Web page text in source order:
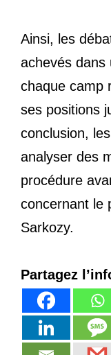
Ainsi, les
achevés dans
chaque camp
ses positions
conclusion,
analyser des
procédure
concernant le
Sarkozy.
Partagez